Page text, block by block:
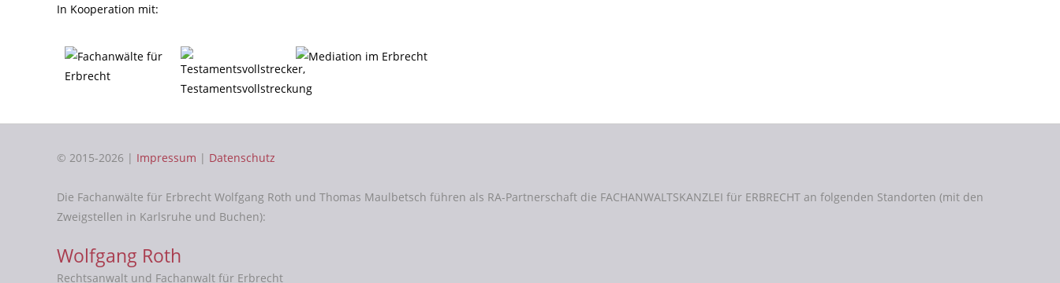
In Kooperation mit:
© 2015-2026 | Impressum | Datenschutz
Die Fachanwälte für Erbrecht Wolfgang Roth und Thomas Maulbetsch führen als RA-Partnerschaft die FACHANWALTSKANZLEI für ERBRECHT an folgenden Standorten (mit den
Zweigstellen in Karlsruhe und Buchen):
Wolfgang Roth
Rechtsanwalt und Fachanwalt für Erbrecht